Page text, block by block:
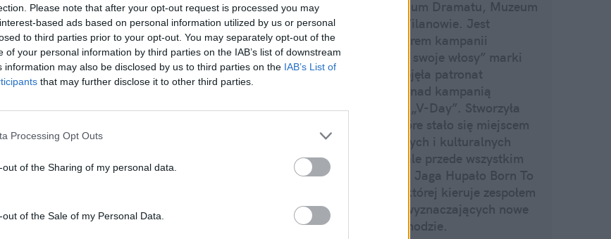
Please note that after your opt-out request is processed you may
based ads based on personal information utilized by us or personal
to third parties prior to your opt-out. You may separately opt-out of the
of your personal information by third parties on the IAB’s list of downstream
information may also be disclosed by us to third parties on the IAB’s List of
that may further disclose it to other third parties.
Processing Opt Outs
of the Sharing of my personal data.
of the Sale of my Personal Data.
Laboratorium Dramatu, Muzeum
Pałac w Wilanowie. Jest
ambasadorem kampanii
„Pokochaj swoje włosy” marki
Philips, objęła patronat
honorowy nad kampanią
społeczną „V-Day”. Stworzyła
studio, które stało się miejscem
artystycznych i kulturalnych
spotkań, ale przede wszystkim
pracownią Jaga Hupało Born To
Create w której kieruje zespołem
stylistów wyznaczających nowe
trendy w modzie.